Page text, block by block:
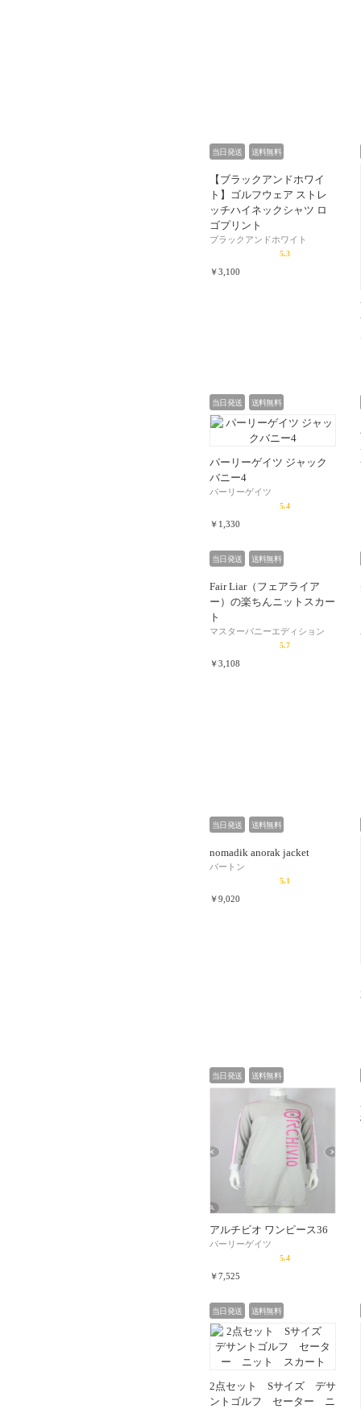
当日発送 送料無料
【ブラックアンドホワイ
ト】ゴルフウェア ストレ
ッチハイネックシャツ ロ
ゴプリント
ブラックアンドホワイト
5.3
￥3,100
当日発送 送料無料
パーリーゲイツ ジャック
バニー4
パーリーゲイツ
5.4
￥1,330
当日発送 送料無料
Fair Liar（フェアライア
ー）の楽ちんニットスカー
ト
マスターバニーエディション
5.7
￥3,108
当日発送 送料無料
nomadik anorak jacket
バートン
5.1
￥9,020
当日発送 送料無料
アルチビオ ワンピース36
パーリーゲイツ
5.4
￥7,525
当日発送 送料無料
2点セット Sサイズ デサ
ントゴルフ セーター ニ